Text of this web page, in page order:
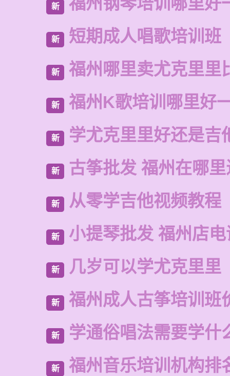
新
新 短期成人唱歌培训班
新 福州哪里卖尤克里里
新 福州K歌培训哪里好
新 学尤克里里好还是吉
新 古筝批发 福州在哪
新 从零学吉他视频教程
新 小提琴批发 福州店
新 几岁可以学尤克里里
新 福州成人古筝培训班
新 学通俗唱法需要学什
新 福州音乐培训机构排